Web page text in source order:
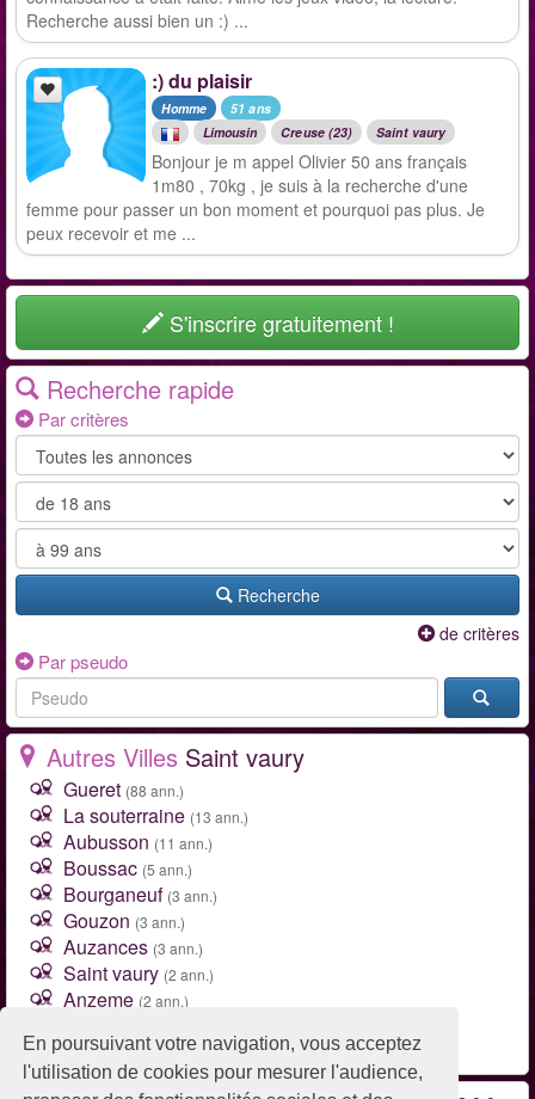
En poursuivant votre navigation, vous acceptez
l'utilisation de cookies pour mesurer l'audience,
Recherche aussi bien un :) ...
:) du plaisir
Homme
51 ans
Limousin
Creuse (23) Saint vaury
Bonjour je m appel Olivier 50 ans français
1m80 , 70kg , je suis à la recherche d'une
femme pour passer un bon moment et pourquoi pas plus. Je
peux recevoir et me ...
S'inscrire gratuitement !
Recherche rapide
Par critères
Recherche
de critères
Par pseudo
Autres Villes Saint vaury
Gueret (88 ann.)
La souterraine (13 ann.)
Aubusson (11 ann.)
Boussac (5 ann.)
Bourganeuf (3 ann.)
Gouzon (3 ann.)
Auzances (3 ann.)
Saint vaury (2 ann.)
Anzeme (2 ann.)
Toutes les villes de Creuse (23)